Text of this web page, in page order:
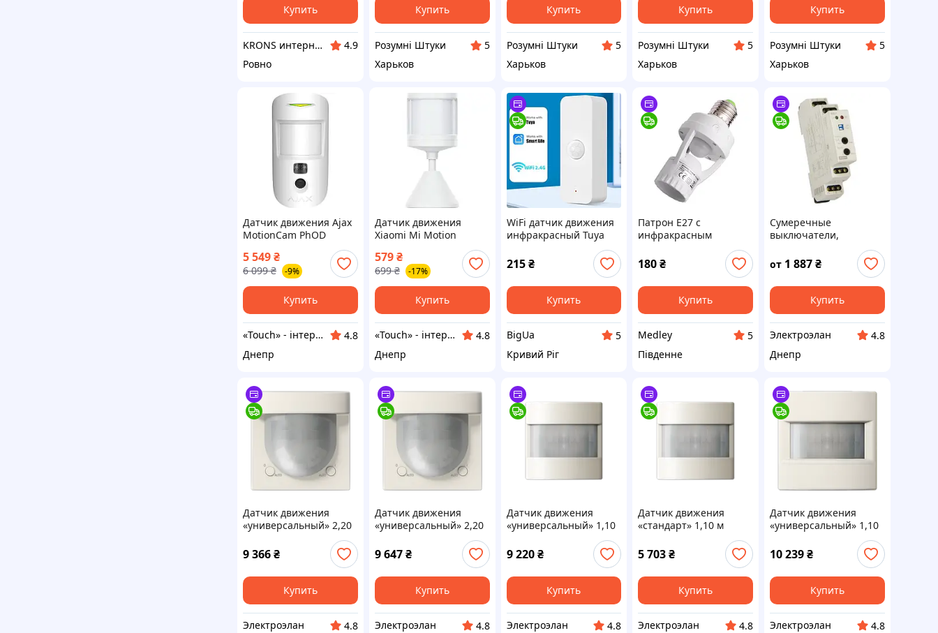
Купить
KRONS интернет- магазин
4.9
Ровно
Tuya Smart Life
Купить
Розумні Штуки
5
Харьков
Купить
Розумні Штуки
5
Харьков
Купить
Розумні Штуки
5
Харьков
Купить
Розумні Штуки
5
Харьков
Датчик движения Ajax
MotionCam PhOD
Jeweller White [156982]
5 549₴
6 099 ₴ -9%
Купить
«Touch» - інтернет-магазин електроніки та гаджетів
4.8
Днепр
Датчик движения
Xiaomi Mi Motion
Sensor 2s (BHR8995GL)
[156715]
579₴
699 ₴ -17%
Купить
«Touch» - інтернет-магазин електроніки та гаджетів
4.8
Днепр
WiFi датчик движения
инфракрасный Tuya
215 ₴
Купить
BigUa
5
Кривий Ріг
Патрон E27 с
инфракрасным
датчиком движения
180₴
Купить
Medley
5
Південне
Сумеречные
выключатели,
от 1 887₴
Купить
Электроэлан
4.8
Днепр
Датчик движения
«универсальный» 2,20
9 366₴
Купить
Электроэлан
4.8
Датчик движения
«универсальный» 2,20
9 647₴
Купить
Электроэлан
4.8
Датчик движения
«универсальный» 1,10
9 220 ₴
Купить
Электроэлан
4.8
Датчик движения
«стандарт» 1,10 м
5 703₴
Купить
Электроэлан
4.8
Датчик движения
«универсальный» 1,10
10 239₴
Купить
Электроэлан
4.8